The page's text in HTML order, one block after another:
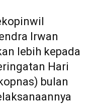
Irwan
lebih kepada
Hari
bulan